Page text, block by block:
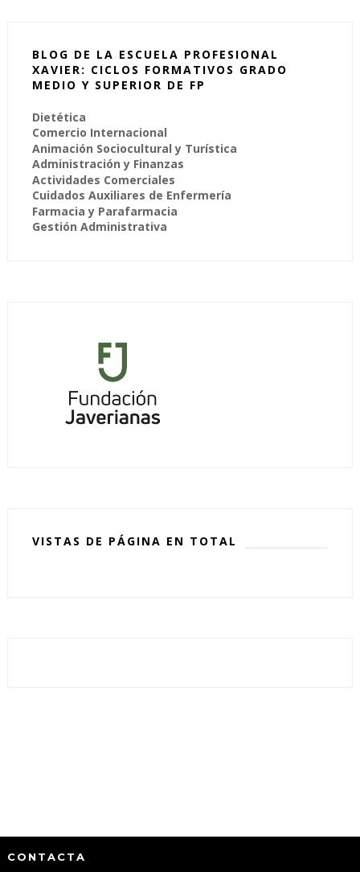
BLOG DE LA ESCUELA PROFESIONAL
XAVIER: CICLOS FORMATIVOS GRADO
MEDIO Y SUPERIOR DE FP
Dietética
Comercio Internacional
Animación Sociocultural y Turística
Administración y Finanzas
Actividades Comerciales
Cuidados Auxiliares de Enfermería
Farmacia y Parafarmacia
Gestión Administrativa
VISTAS DE PÁGINA EN TOTAL
CONTACTA